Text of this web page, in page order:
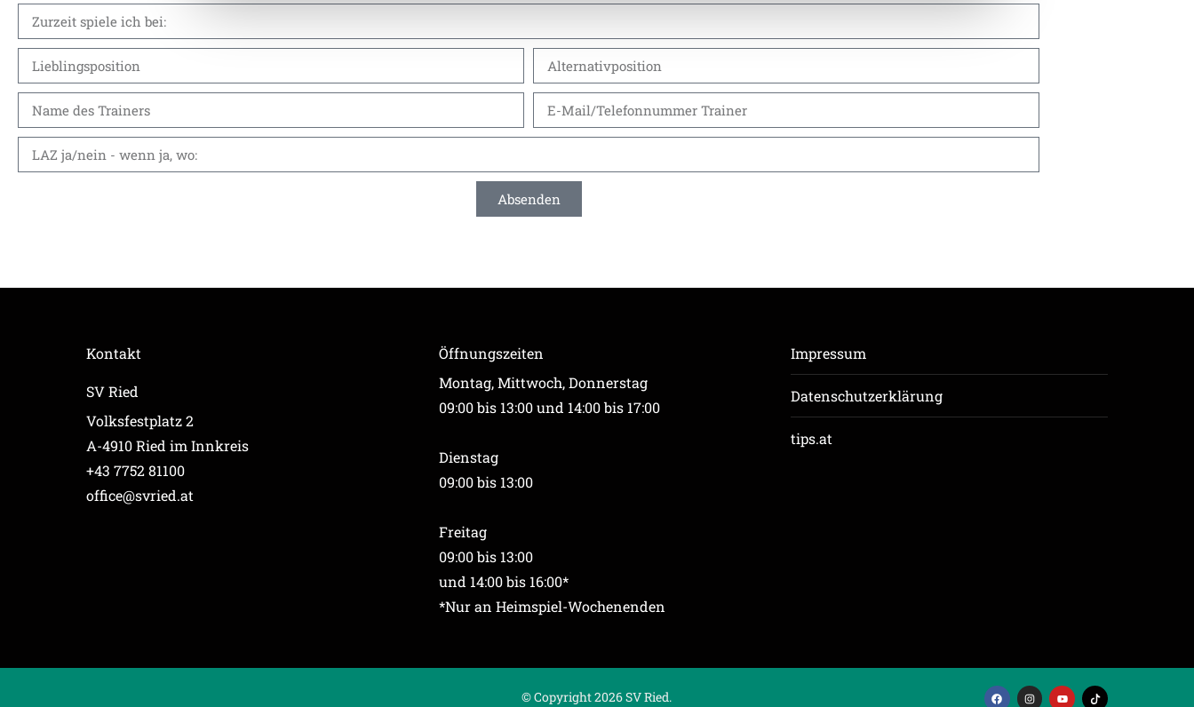
Absenden
Kontakt
SV Ried
Volksfestplatz 2
A-4910 Ried im Innkreis
+43 7752 81100
office@svried.at
Öffnungszeiten
Montag, Mittwoch, Donnerstag
09:00 bis 13:00 und 14:00 bis 17:00
Dienstag
09:00 bis 13:00
Freitag
09:00 bis 13:00
und 14:00 bis 16:00*
*Nur an Heimspiel-Wochenenden
Impressum
Datenschutzerklärung
tips.at
© Copyright 2026 SV Ried.